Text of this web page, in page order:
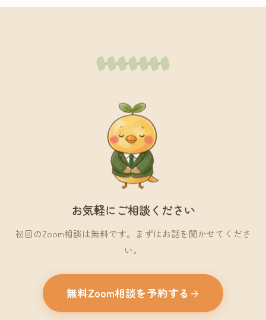
お気軽にご相談ください
初回のZoom相談は無料です。まずはお話を聞かせてくださ
い。
無料Zoom相談を予約する